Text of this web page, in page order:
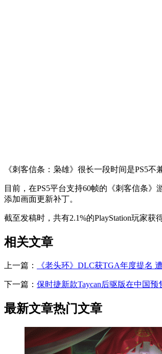
《刺客信条：枭雄》很长一段时间是PS5
目前，在PS5平台支持60帧的《刺客信条
添加画面更新补丁。
截至发稿时，共有2.1%的PlayStation玩家
相关文章
上一篇： 《老头环》DLC获TGA年度提名
下一篇： 保时捷新款Taycan后驱版在中国预
最新文章热门文章